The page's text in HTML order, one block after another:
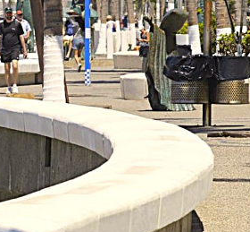
En Mayo, Junio Y Julio
Vallarta Por Una Oferta De Trabajo
La Virgen De Guadalupe
6.6 Millones De Árboles
De 13 Años En Puerto Vallarta
Causas De Enfermedad En Jalisco
Con Nuevo Auditorio
En Puerto Vallarta
Nuevos Cargos Y Objetivos Prioritarios